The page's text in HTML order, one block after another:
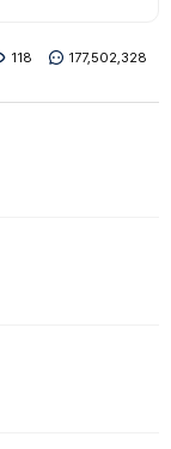
118 177,502,328